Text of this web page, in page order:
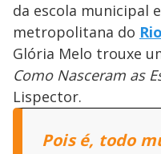
da escola municipal
metropolitana do
Glória Melo trouxe
Como Nasceram as
Lispector.
Pois é, todo